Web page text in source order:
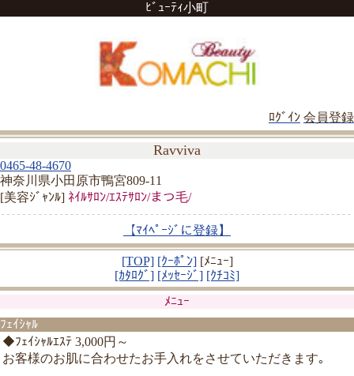
ﾋﾞｭｰﾃｨ小町
ﾛｸﾞｲﾝ 会員登録
Ravviva
0465-48-4670
神奈川県小田原市鴨宮809-11
[美容ｼﾞｬﾝﾙ] ﾈｲﾙｻﾛﾝ/ｴｽﾃｻﾛﾝ/まつ毛/
【ﾏｲﾍﾟｰｼﾞに登録】
[TOP] [ｸｰﾎﾟﾝ][ﾒﾆｭｰ]
[ｶﾀﾛｸﾞ] [ﾒｯｾｰｼﾞ] [ｸﾁｺﾐ]
ﾒﾆｭｰ
ﾌｪｲｼｬﾙ
◆ﾌｪｲｼｬﾙｴｽﾃ 3,000円～
お客様のお肌に合わせたお手入れをさせていただきます｡